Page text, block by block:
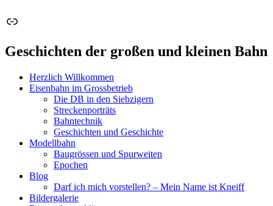
Link
Geschichten der großen und kleinen Bahn
Herzlich Willkommen
Eisenbahn im Grossbetrieb
Die DB in den Siebzigern
Streckenporträts
Bahntechnik
Geschichten und Geschichte
Modellbahn
Baugrössen und Spurweiten
Epochen
Blog
Darf ich mich vorstellen? – Mein Name ist Kneiff
Bildergalerie